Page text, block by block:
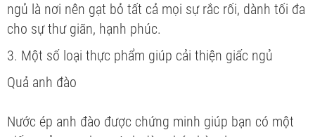
ngủ là nơi nên gạt bỏ tất cả mọi sự rắc rối, dành tối đa
cho sự thư giãn, hạnh phúc.
3. Một số loại thực phẩm giúp cải thiện giấc ngủ
Quả anh đào
Nước ép anh đào được chứng minh giúp bạn có một